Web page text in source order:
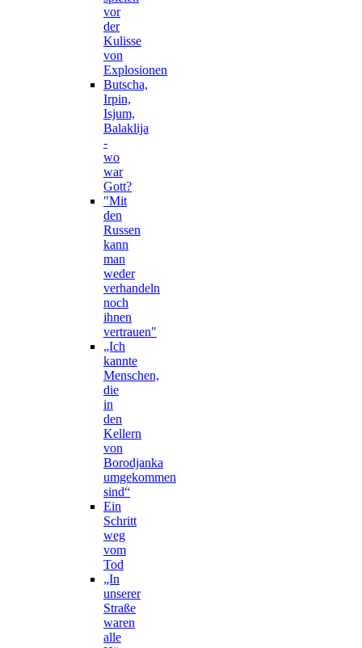
vor
der
Kulisse
von
Explosionen
Butscha,
Irpin,
Isjum,
Balaklija
-
wo
war
Gott?
"Mit
den
Russen
kann
man
weder
verhandeln
noch
ihnen
vertrauen"
„Ich
kannte
Menschen,
die
in
den
Kellern
von
Borodjanka
umgekommen
sind“
Ein
Schritt
weg
vom
Tod
„In
unserer
Straße
waren
alle